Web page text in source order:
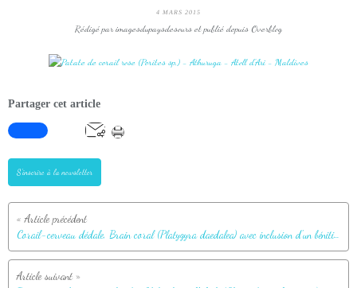
4 MARS 2015
Rédigé par imagesdupaysdesours et publié depuis Overblog
Partager cet article
S'inscrire à la newsletter
Corail-cerveau dédale, Brain coral (Platygyra daedalea) avec inclusion d'un bénitier - Athuruga - Atoll d'Ari - Maldives